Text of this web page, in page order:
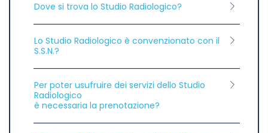
Dove si trova lo Studio Radiologico?
Lo Studio Radiologico è convenzionato con il
S.S.N.?
Per poter usufruire dei servizi dello Studio
Radiologico
è necessaria la prenotazione?